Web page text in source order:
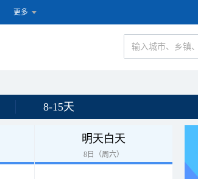
更多
8-15天
明天白天
8日（周六）